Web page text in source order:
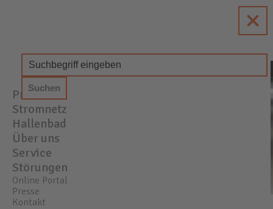
enewa
Online Portal
Presse
Kontakt
Produkte
Stromnetz
Hallenbad
Über uns
Service
Störungen